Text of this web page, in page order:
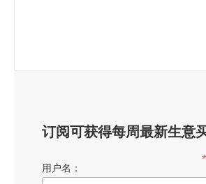
订阅可获得每周最新生意
*
用户名：